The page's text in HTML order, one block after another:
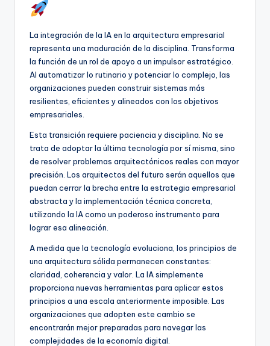
La integración de la IA en la arquitectura empresarial
representa una maduración de la disciplina. Transforma
la función de un rol de apoyo a un impulsor estratégico.
Al automatizar lo rutinario y potenciar lo complejo, las
organizaciones pueden construir sistemas más
resilientes, eficientes y alineados con los objetivos
empresariales.
Esta transición requiere paciencia y disciplina. No se
trata de adoptar la última tecnología por sí misma, sino
de resolver problemas arquitectónicos reales con mayor
precisión. Los arquitectos del futuro serán aquellos que
puedan cerrar la brecha entre la estrategia empresarial
abstracta y la implementación técnica concreta,
utilizando la IA como un poderoso instrumento para
lograr esa alineación.
A medida que la tecnología evoluciona, los principios de
una arquitectura sólida permanecen constantes:
claridad, coherencia y valor. La IA simplemente
proporciona nuevas herramientas para aplicar estos
principios a una escala anteriormente imposible. Las
organizaciones que adopten este cambio se
encontrarán mejor preparadas para navegar las
complejidades de la economía digital.